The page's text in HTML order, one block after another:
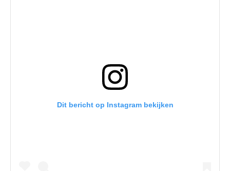
Dit bericht op Instagram bekijken